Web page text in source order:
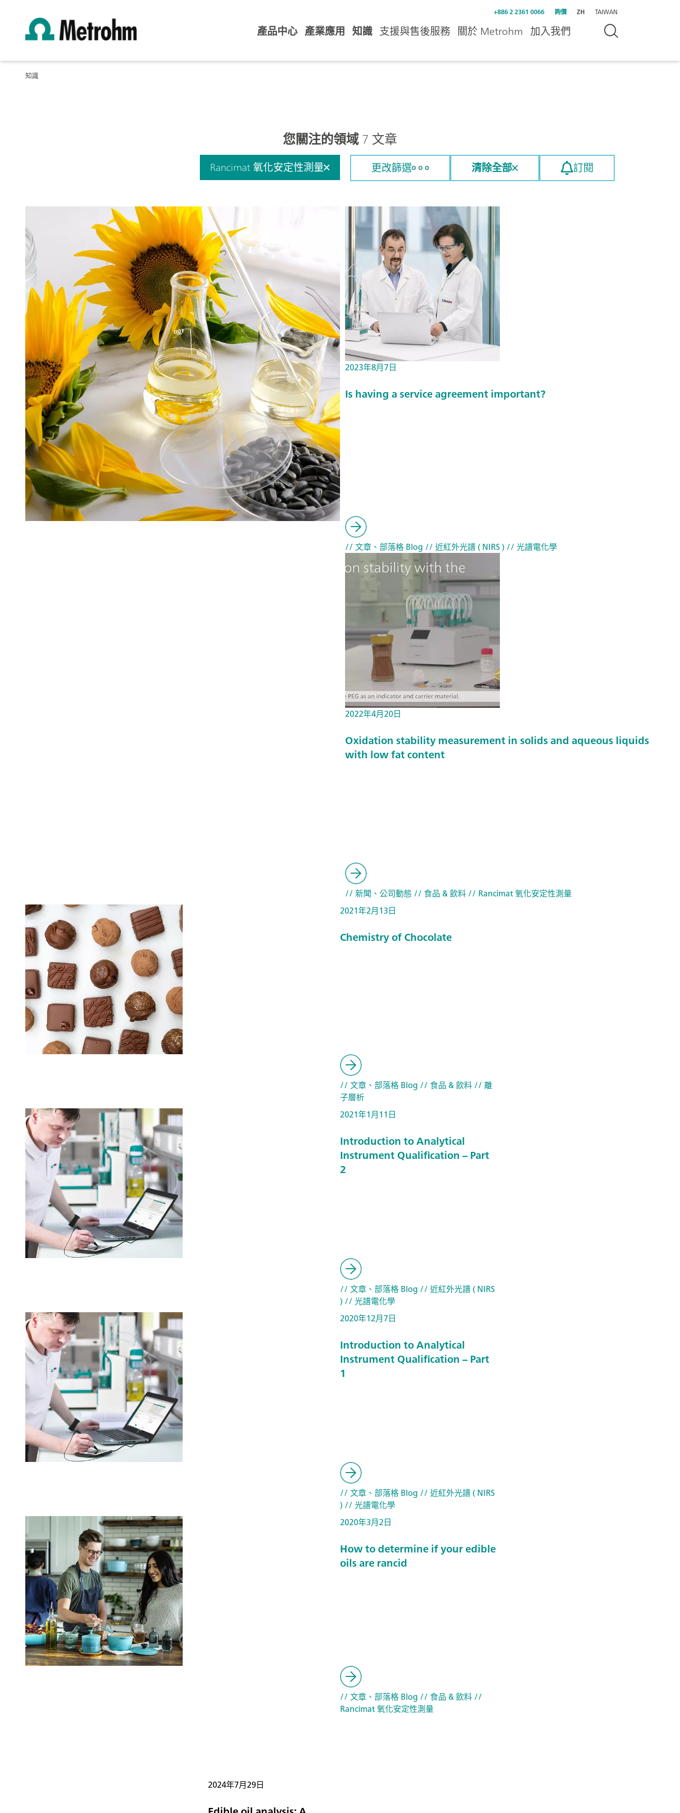
+886 2 2361 0066 詢價 ZH TAIWAN
產品中心 產業應用 知識 支援與售後服務 關於 Metrohm 加入我們
知識
您關注的領域7 文章
Rancimat 氧化安定性測量 更改篩選 清除全部 訂閱
2024年7月29日
2023年8月7日
Is having a service agreement important?
// 文章、部落格 Blog // 近紅外光譜 ( NIRS )// 光譜電化學
2022年4月20日
Oxidation stability measurement in solids and aqueous liquids
with low fat content
// 新聞、公司動態 // 食品 & 飲料// Rancimat 氧化安定性測量
2021年2月13日
Chemistry of Chocolate
// 文章、部落格 Blog // 食品 & 飲料// 離
子層析
2021年1月11日
Introduction to Analytical
Instrument Qualification – Part
2
// 文章、部落格 Blog // 近紅外光譜 ( NIRS
)// 光譜電化學
2020年12月7日
Introduction to Analytical
Instrument Qualification – Part
1
// 文章、部落格 Blog // 近紅外光譜 ( NIRS
)// 光譜電化學
2020年3月2日
How to determine if your edible
oils are rancid
// 文章、部落格 Blog // 食品 & 飲料//
Rancimat 氧化安定性測量